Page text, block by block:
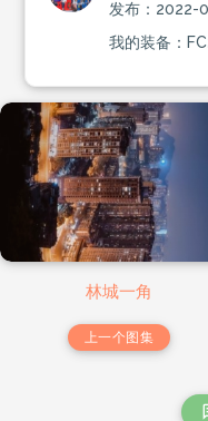
发布：2022-
我的装备：
林城一角
上一个图集